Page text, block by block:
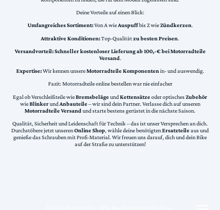
Deine Vorteile auf einen Blick:
Umfangreiches Sortiment:Von A wieAuspuffbis Z wieZündkerzen.
Attraktive Konditionen:Top-Qualitätzu besten Preisen.
Versandvorteil:Schneller kostenloser Lieferung ab 100,-€ bei Motorradteile
Versand.
Expertise:Wir kennen unsereMotorradteile Komponentenin- und auswendig.
Fazit: Motorradteile online bestellen war nie einfacher
Egal ob Verschleißteile wieBremsbelägeundKettensätzeoder optischesZubehör
wieBlinkerundAnbauteile– wir sind dein Partner. Verlasse dich auf unseren
Motorradteile Versand und starte bestens gerüstet in die nächste Saison.
Qualität, Sicherheit und Leidenschaft für Technik – das ist unser Versprechen an dich.
Durchstöbere jetzt unserenOnline Shop, wähle deine benötigtenErsatzteileaus und
genieße das Schrauben mit Profi-Material. Wir freuen uns darauf, dich und dein Bike
auf der Straße zu unterstützen!